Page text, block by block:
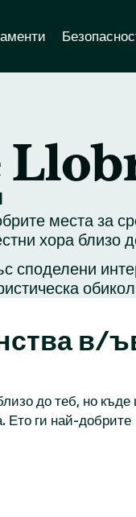
места
хора близо
в/
до теб, но
Ето ги най-добрите